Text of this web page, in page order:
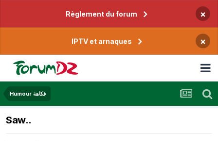
Règlement du forum ×
IPTV et arnaques ×
Humour فكاهة
Saw..